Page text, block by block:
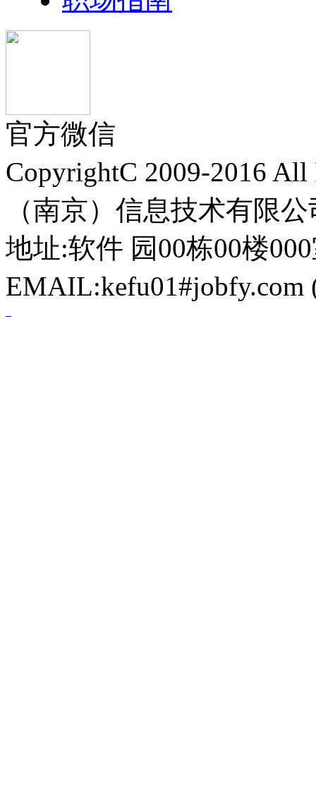
官方微信
CopyrightC 2009-2016
（南京）信息技术有限
地址:软件 园00栋00楼
EMAIL:kefu01#jobfy.com